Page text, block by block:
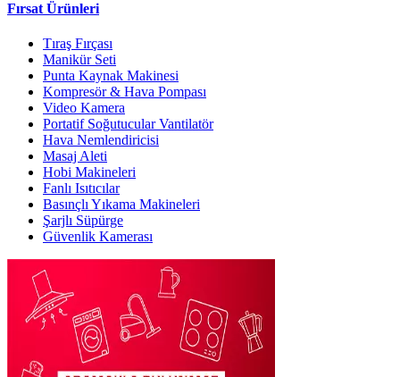
Fırsat Ürünleri
Tıraş Fırçası
Manikür Seti
Punta Kaynak Makinesi
Kompresör & Hava Pompası
Video Kamera
Portatif Soğutucular Vantilatör
Hava Nemlendiricisi
Masaj Aleti
Hobi Makineleri
Fanlı Isıtıcılar
Basınçlı Yıkama Makineleri
Şarjlı Süpürge
Güvenlik Kamerası